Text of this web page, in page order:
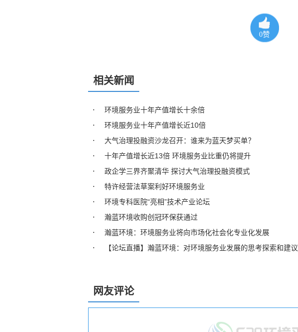
0赞
相关新闻
环境服务业十年产值增长十余倍
环境服务业十年产值增长近10倍
大气治理投融资沙龙召开：谁来为蓝天梦买单？
十年产值增长近13倍 环境服务业比重仍将提升
政企学三界齐聚清华 探讨大气治理投融资模式
特许经营法草案利好环境服务业
环境专科医院“亮相”技术产业论坛
瀚蓝环境收购创冠环保获通过
瀚蓝环境：环境服务业将向市场化社会化专业化发展
【论坛直播】瀚蓝环境：对环境服务业发展的思考探索和建议
网友评论